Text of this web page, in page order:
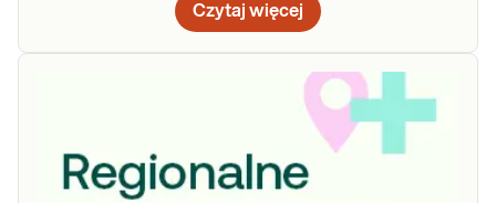
Czytaj więcej